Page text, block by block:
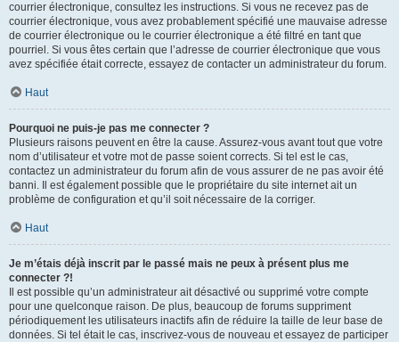
courrier électronique, consultez les instructions. Si vous ne recevez pas de
courrier électronique, vous avez probablement spécifié une mauvaise adresse
de courrier électronique ou le courrier électronique a été filtré en tant que
pourriel. Si vous êtes certain que l’adresse de courrier électronique que vous
avez spécifiée était correcte, essayez de contacter un administrateur du forum.
Haut
Pourquoi ne puis-je pas me connecter ?
Plusieurs raisons peuvent en être la cause. Assurez-vous avant tout que votre
nom d’utilisateur et votre mot de passe soient corrects. Si tel est le cas,
contactez un administrateur du forum afin de vous assurer de ne pas avoir été
banni. Il est également possible que le propriétaire du site internet ait un
problème de configuration et qu’il soit nécessaire de la corriger.
Haut
Je m’étais déjà inscrit par le passé mais ne peux à présent plus me
connecter ?!
Il est possible qu’un administrateur ait désactivé ou supprimé votre compte
pour une quelconque raison. De plus, beaucoup de forums suppriment
périodiquement les utilisateurs inactifs afin de réduire la taille de leur base de
données. Si tel était le cas, inscrivez-vous de nouveau et essayez de participer